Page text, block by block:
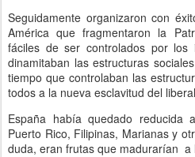
Seguidamente organizaron con
América que fragmentaron la
fáciles de ser controlados por los
dinamitaban las estructuras
tiempo que controlaban las
todos a la nueva esclavitud del
España había quedado reducida
Puerto Rico, Filipinas, Marianas y
duda, eran frutas que madurarían a